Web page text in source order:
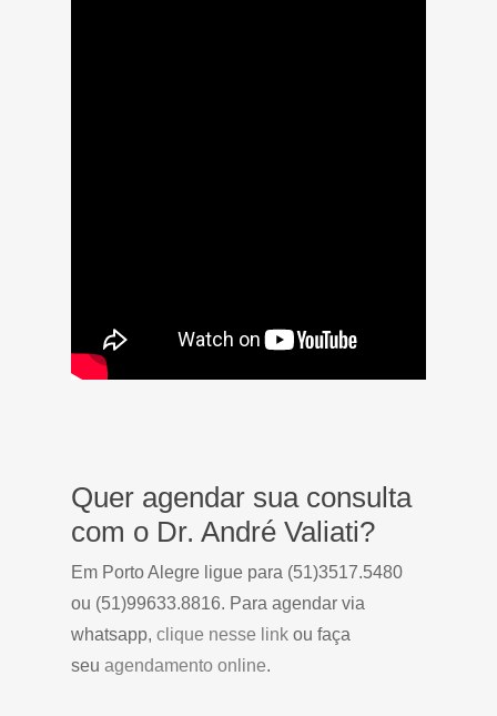
Quer agendar sua consulta
com o Dr. André Valiati?
Em Porto Alegre ligue para (51)3517.5480
ou (51)99633.8816. Para agendar via
whatsapp, clique nesse link ou faça
seu agendamento online.